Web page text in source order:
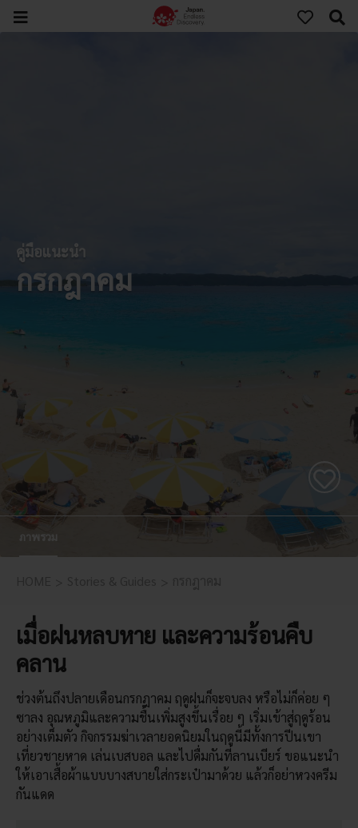
คู่มือแนะนำ
กรกฎาคม
ภาพรวม
เมื่อฝนหลบหาย และความร้อนคืบ
คลาน
ช่วงต้นถึงปลายเดือนกรกฎาคม ฤดูฝนก็จะจบลง หรือไม่ก็ค่อย ๆ
ซาลง อุณหภูมิและความชื้นเพิ่มสูงขึ้นเรื่อย ๆ เริ่มเข้าสู่ฤดูร้อน
อย่างเต็มตัว กิจกรรมฆ่าเวลายอดนิยมในฤดูนี้มีทั้งการปีนเขา
เที่ยวชายหาด เล่นเบสบอล และไปดื่มกันที่ลานเบียร์ ขอแนะนำ
ให้เอาเสื้อผ้าแบบบางสบายใส่กระเป๋ามาด้วย แล้วก็อย่าหวงครีม
กันแดด